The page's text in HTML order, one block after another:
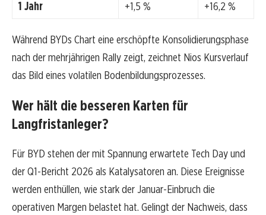
1 Jahr +1,5 % +16,2 %
Während BYDs Chart eine erschöpfte Konsolidierungsphase
nach der mehrjährigen Rally zeigt, zeichnet Nios Kursverlauf
das Bild eines volatilen Bodenbildungsprozesses.
Wer hält die besseren Karten für
Langfristanleger?
Für BYD stehen der mit Spannung erwartete Tech Day und
der Q1-Bericht 2026 als Katalysatoren an. Diese Ereignisse
werden enthüllen, wie stark der Januar-Einbruch die
operativen Margen belastet hat. Gelingt der Nachweis, dass